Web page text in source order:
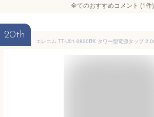
全てのおすすめコメント (1件)
20th